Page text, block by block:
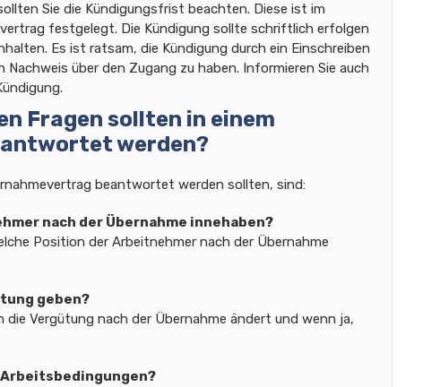
Sie die Kündigungsfrist beachten. Diese ist im
festgelegt. Die Kündigung sollte schriftlich erfolgen
Es ist ratsam, die Kündigung durch ein Einschreiben
über den Zugang zu haben. Informieren Sie auch
Fragen sollten in einem
werden?
beantwortet werden sollten, sind:
nach der Übernahme innehaben?
Position der Arbeitnehmer nach der Übernahme
geben?
Vergütung nach der Übernahme ändert und wenn ja,
Arbeitsbedingungen?